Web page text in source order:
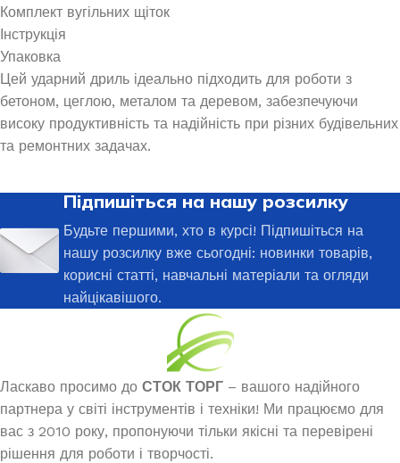
Комплект вугільних щіток
Інструкція
Упаковка
Цей ударний дриль ідеально підходить для роботи з
бетоном, цеглою, металом та деревом, забезпечуючи
високу продуктивність та надійність при різних будівельних
та ремонтних задачах.
Підпишіться на нашу розсилку
Будьте першими, хто в курсі! Підпишіться на
нашу розсилку вже сьогодні: новинки товарів,
корисні статті, навчальні матеріали та огляди
найцікавішого.
Ласкаво просимо до СТОК ТОРГ – вашого надійного
партнера у світі інструментів і техніки! Ми працюємо для
вас з 2010 року, пропонуючи тільки якісні та перевірені
рішення для роботи і творчості.